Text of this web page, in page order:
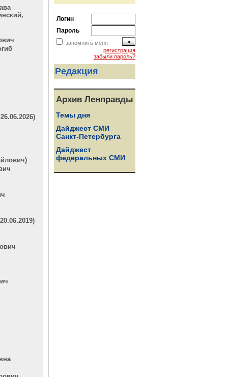
Логин
Пароль
запомнить меня
регистрация
забыли пароль?
Редакция
Архив Ленправды
Темы дня
Дайджест СМИ
Санкт-Петербурга
Дайджест
федеральных СМИ